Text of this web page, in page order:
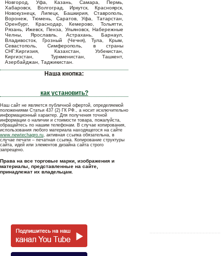
Новгород, Уфа, Казань, Самара, Пермь,
Хабаровск, Волгоград, Иркутск, Красноярск,
Новокузнецк, Липецк, Башкирия, Ставрополь,
Воронеж, Тюмень, Саратов, Уфа, Татарстан,
Оренбург, Краснодар, Кемерово, Тольятти,
Рязань, Ижевск, Пенза, Ульяновск, Набережные
Челны, Ярославль, Астрахань, Барнаул,
Владивосток, Грозный (Чечня), Тула, Крым,
Севастополь, Симферополь, в страны
СНГ:Киргизия, Казахстан, Узбекистан,
Киргизстан, Туркменистан, Ташкент,
Азербайджан, Таджикистан.
Наша кнопка:
как установить?
Наш сайт не является публичной офертой, определяемой
положениями Статьи 437 (2) ГК РФ., а носит исключительно
информационный характер. Для получения точной
информации о наличии и стоимости товара, пожалуйста,
обращайтесь по нашим телефонам. В случае копирования,
использования любого материала находящегося на сайте
www.newtechagro.ru, активная ссылка обязательна, в
случае печати – печатная ссылка. Копирование структуры
сайта, идей или элементов дизайна сайта строго
запрещено.
Права на все торговые марки, изображения и
материалы, представленные на сайте,
принадлежат их владельцам.